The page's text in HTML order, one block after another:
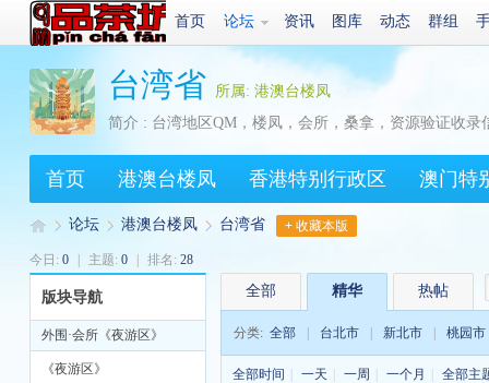
首页 论坛 资讯 图库 动态 群组
台湾省 所属: 港澳台楼凤
简介 : 台湾地区QM，楼凤，会所，桑拿，资源验证收录
首页 港澳台楼凤 香港特别行政区 澳门特
Q »
论坛
›
港澳台楼凤
›
台湾省 + 收藏本版
今日: 0 主题: 0 排名: 28
版块导航
外围·会所《夜游区》
《夜游区》
全部 精华 热帖
分类: 全部 台北市 新北市 桃园市
全部时间 一天 一周 一个月 全部主